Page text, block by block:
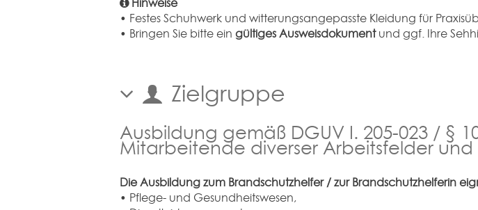
• Festes Schuhwerk und witterungsangepasste Kleidung für
• Bringen Sie bitte ein gültiges Ausweisdokumentund ggf. Ihre
Zielgruppe
Ausbildung gemäß DGUV I. 205-023 / §
Mitarbeitende diverser Arbeitsfelder
Die Ausbildung zum Brandschutzhelfer / zur Brandschutzhelferin
• Pflege- und Gesundheitswesen,